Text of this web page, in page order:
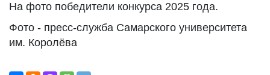
На фото победители конкурса 2025 года.
Фото - пресс-служба Самарского университета
им. Королёва